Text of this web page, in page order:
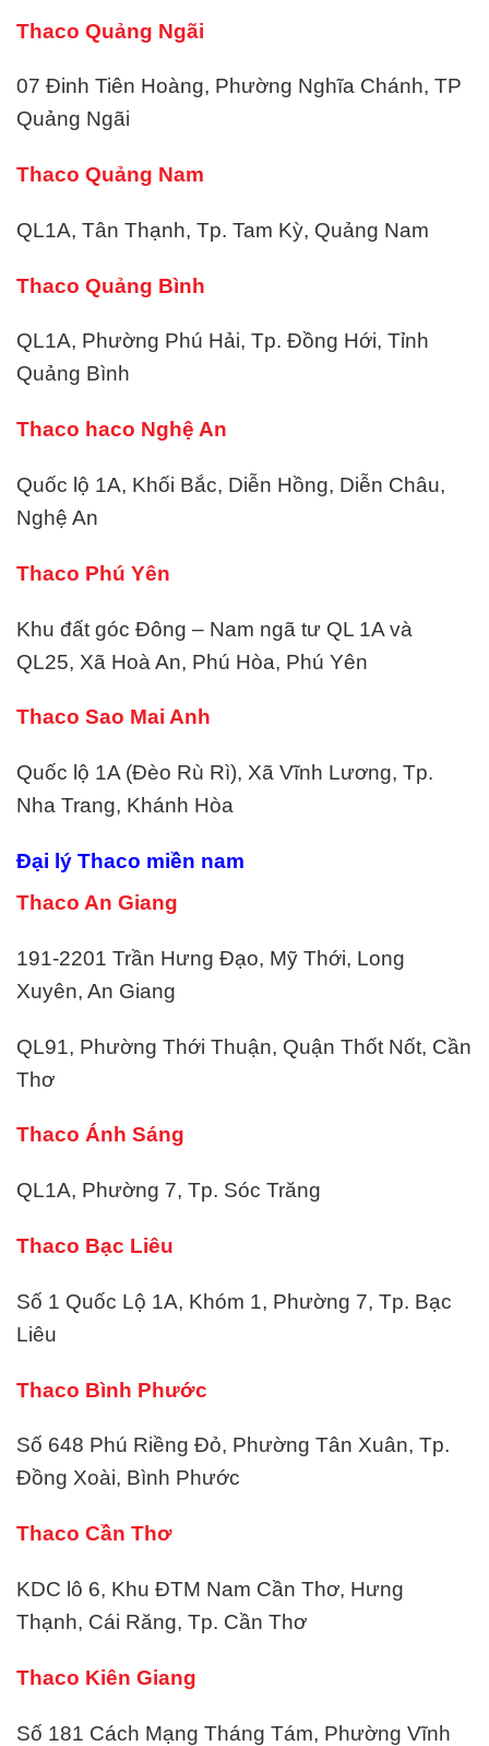
Thaco Quảng Ngãi
07 Đinh Tiên Hoàng, Phường Nghĩa Chánh, TP
Quảng Ngãi
Thaco Quảng Nam
QL1A, Tân Thạnh, Tp. Tam Kỳ, Quảng Nam
Thaco Quảng Bình
QL1A, Phường Phú Hải, Tp. Đồng Hới, Tỉnh
Quảng Bình
Thaco haco Nghệ An
Quốc lộ 1A, Khối Bắc, Diễn Hồng, Diễn Châu,
Nghệ An
Thaco Phú Yên
Khu đất góc Đông – Nam ngã tư QL 1A và
QL25, Xã Hoà An, Phú Hòa, Phú Yên
Thaco Sao Mai Anh
Quốc lộ 1A (Đèo Rù Rì), Xã Vĩnh Lương, Tp.
Nha Trang, Khánh Hòa
Đại lý Thaco miền nam
Thaco An Giang
191-2201 Trần Hưng Đạo, Mỹ Thới, Long
Xuyên, An Giang
QL91, Phường Thới Thuận, Quận Thốt Nốt, Cần
Thơ
Thaco Ánh Sáng
QL1A, Phường 7, Tp. Sóc Trăng
Thaco Bạc Liêu
Số 1 Quốc Lộ 1A, Khóm 1, Phường 7, Tp. Bạc
Liêu
Thaco Bình Phước
Số 648 Phú Riềng Đỏ, Phường Tân Xuân, Tp.
Đồng Xoài, Bình Phước
Thaco Cần Thơ
KDC lô 6, Khu ĐTM Nam Cần Thơ, Hưng
Thạnh, Cái Răng, Tp. Cần Thơ
Thaco Kiên Giang
Số 181 Cách Mạng Tháng Tám, Phường Vĩnh